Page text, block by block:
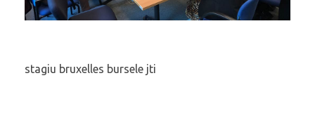
stagiu bruxelles bursele jti